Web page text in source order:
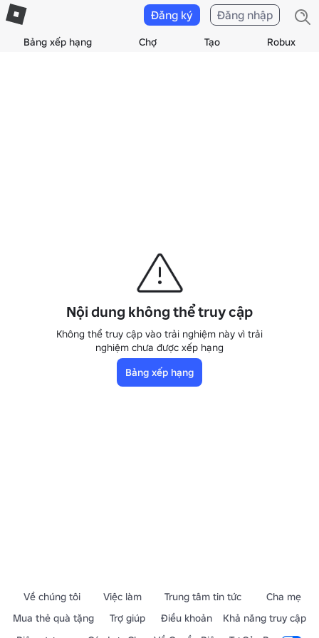
Bảng xếp hạng Chợ Tạo Robux
Đăng ký Đăng nhập
Nội dung không thể truy cập
Không thể truy cập vào trải nghiệm này vì trải
nghiệm chưa được xếp hạng
Bảng xếp hạng
Về chúng tôi Việc làm Trung tâm tin tức
Cha mẹ
Mua thẻ quà tặng
Trợ giúp Điều khoản
Khả năng truy cập